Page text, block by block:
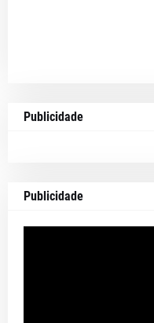
Publicidade
Publicidade